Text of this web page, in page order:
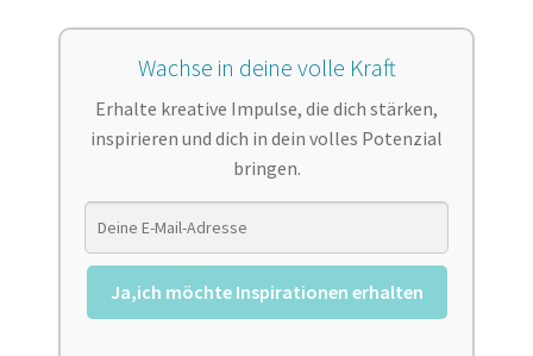
Wachse in deine volle Kraft
Erhalte kreative Impulse, die dich stärken,
inspirieren und dich in dein volles Potenzial
bringen.
Ja,ich möchte Inspirationen erhalten